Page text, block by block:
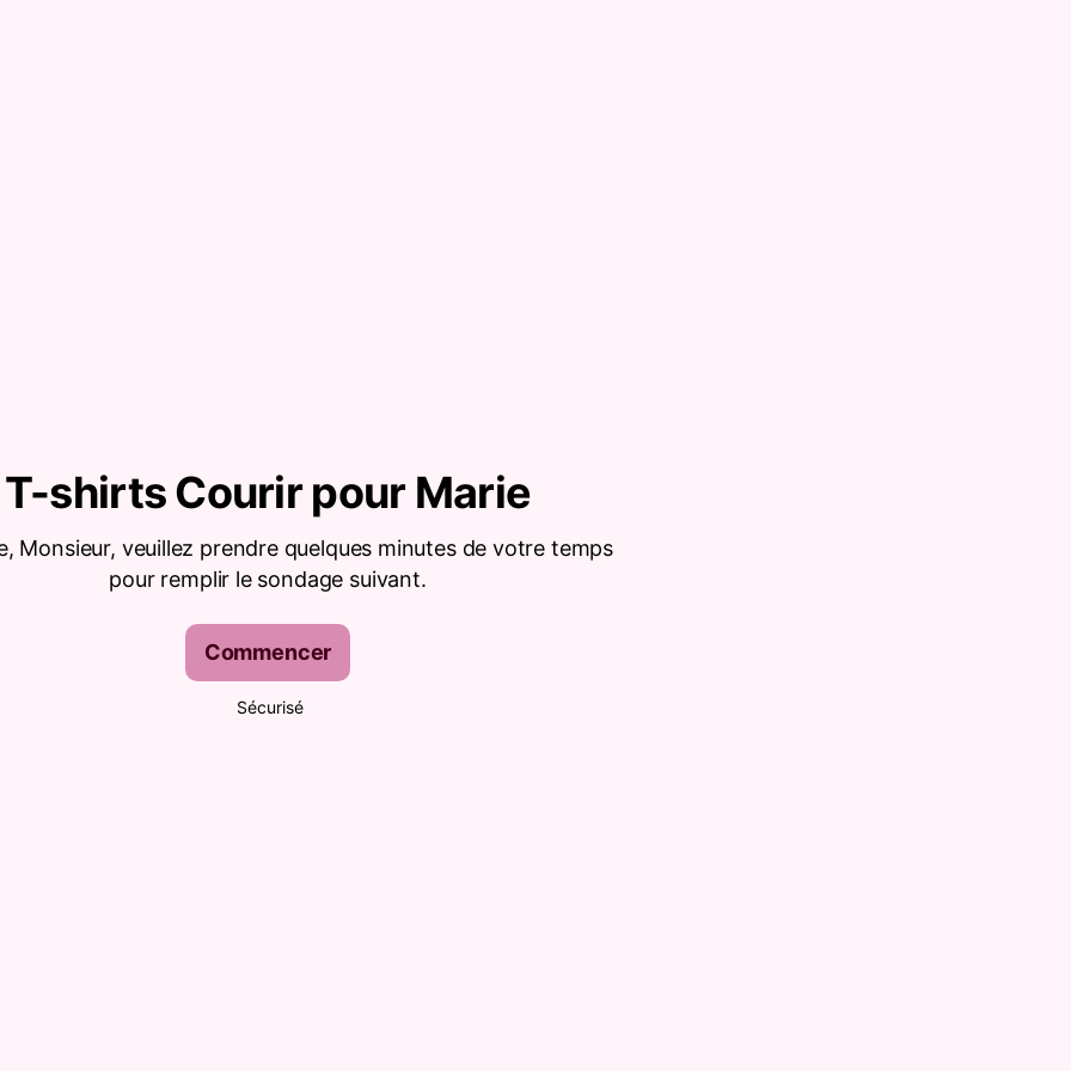
T-shirts Courir pour Marie
Monsieur, veuillez prendre quelques minutes de votre temps
pour remplir le sondage suivant.
Commencer
Sécurisé